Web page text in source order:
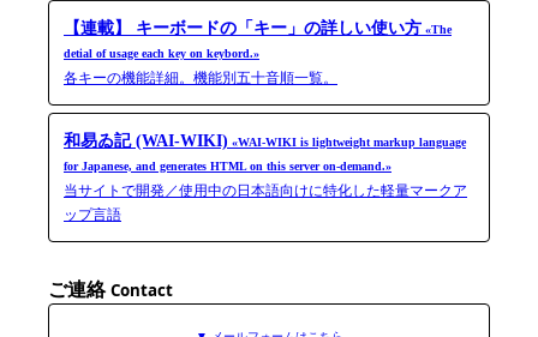
【連載】 キーボードの「キー」の詳しい使い方 «The
detial of usage each key on keybord.»
各キーの機能詳細。機能別五十音順一覧。
和易ゐ記 (WAI-WIKI) «WAI-WIKI is light­weight markup language
for Japanese, and generates HTML on this server on-​demand.»
当サイトで開発／使用中の日本語向けに特化した軽量マークア
ップ言語
ご連絡Contact